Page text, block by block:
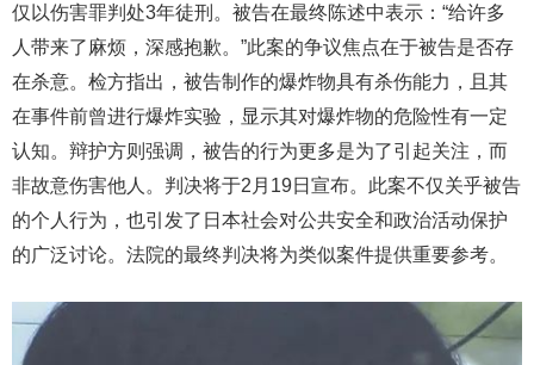
仅以伤害罪判处3年徒刑。被告在最终陈述中表示：“给许多
人带来了麻烦，深感抱歉。”此案的争议焦点在于被告是否存
在杀意。检方指出，被告制作的爆炸物具有杀伤能力，且其
在事件前曾进行爆炸实验，显示其对爆炸物的危险性有一定
认知。辩护方则强调，被告的行为更多是为了引起关注，而
非故意伤害他人。判决将于2月19日宣布。此案不仅关乎被告
的个人行为，也引发了日本社会对公共安全和政治活动保护
的广泛讨论。法院的最终判决将为类似案件提供重要参考。